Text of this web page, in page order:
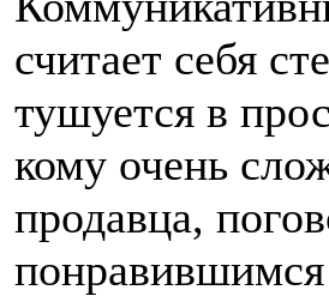
считает себя
тушуется в
кому очень
продавца,
понравившимся